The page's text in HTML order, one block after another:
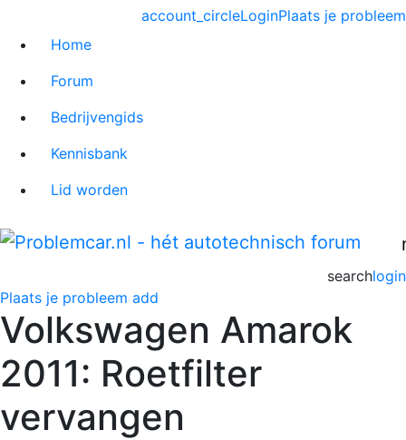
Plaats je probleem
account_circleLogin
Home
Forum
Bedrijvengids
Kennisbank
Lid worden
login
search
Plaats je probleem add
Volkswagen Amarok
2011: Roetfilter
vervangen